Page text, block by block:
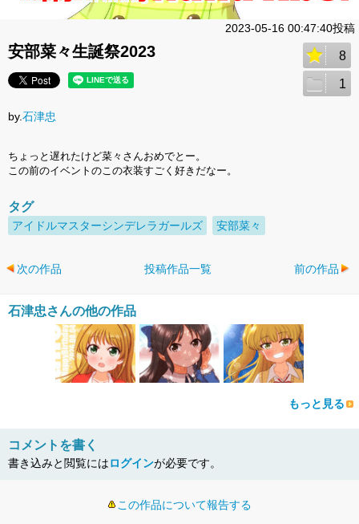
2023-05-16 00:47:40投稿
安部菜々生誕祭2023 8
1
by.石津忠
ちょっと遅れたけど菜々さんおめでとー。
この前のイベントのこの衣装すごく好きだなー。
タグ
アイドルマスターシンデレラガールズ 安部菜々
次の作品 投稿作品一覧 前の作品
石津忠さんの他の作品
もっと見る
コメントを書く
書き込みと閲覧にはログインが必要です。
この作品について報告する